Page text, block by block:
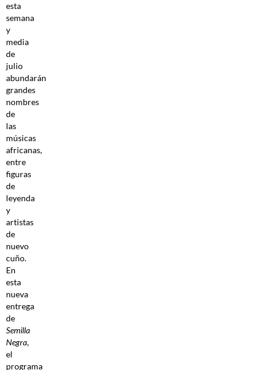
esta
semana
y
media
de
julio
abundarán
grandes
nombres
de
las
músicas
africanas,
entre
figuras
de
leyenda
y
artistas
de
nuevo
cuño.
En
esta
nueva
entrega
de
Semilla
Negra,
el
programa